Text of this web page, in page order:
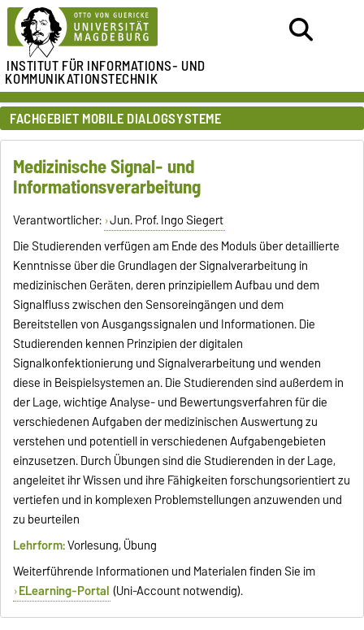
INSTITUT FÜRINFORMATIONS- UND
KOMMUNIKATIONSTECHNIK
FACHGEBIET MOBILE DIALOGSYSTEME
Medizinische Signal- und
Informationsverarbeitung
Verantwortlicher: Jun. Prof. Ingo Siegert
Die Studierenden verfügen am Ende des Moduls über detaillierte
Kenntnisse über die Grundlagen der Signalverarbeitung in
medizinischen Geräten, deren prinzipiellem Aufbau und dem
Signalfluss zwischen den Sensoreingängen und dem
Bereitstellen von Ausgangssignalen und Informationen. Die
Studierenden kennen Prinzipien der digitalen
Signalkonfektionierung und Signalverarbeitung und wenden
diese in Beispielsystemen an. Die Studierenden sind außerdem in
der Lage, wichtige Analyse- und Bewertungsverfahren für die
verschiedenen Aufgaben der medizinischen Auswertung zu
verstehen und potentiell in verschiedenen Aufgabengebieten
einzusetzen. Durch Übungen sind die Studierenden in der Lage,
angeleitet ihr Wissen und ihre Fähigkeiten forschungsorientiert zu
vertiefen und in komplexen Problemstellungen anzuwenden und
zu beurteilen
Lehrform:Vorlesung, Übung
Weiterführende Informationen und Materialen finden Sie im
ELearning-Portal (Uni-Account notwendig).